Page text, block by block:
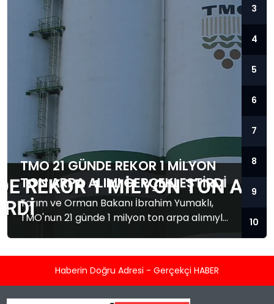
TMO 21 GÜNDE REKOR 1 MILYON
TON ARPA ALIMI GERÇEKLEŞTIRDI
Tarım ve Orman Bakanı İbrahim Yumaklı,
TMO'nun 21 günde 1 milyon ton arpa alımıyla
3
4
5
6
7
8
9
10
Haberin Doğru Adresi - Gerçekçi HABER